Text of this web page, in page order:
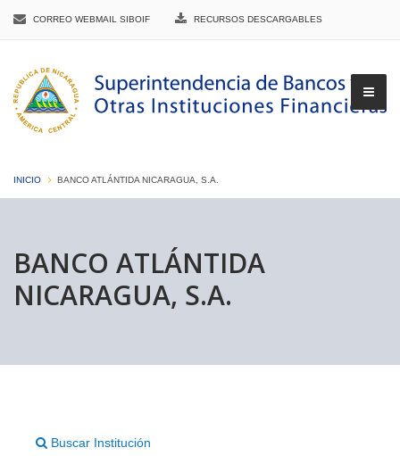
CORREO WEBMAIL SIBOIF RECURSOS DESCARGABLES
INICIO BANCO ATLÁNTIDA NICARAGUA, S.A.
BANCO ATLÁNTIDA
NICARAGUA, S.A.
Buscar Institución